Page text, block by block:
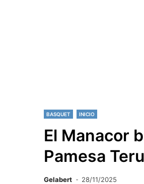
BASQUET INICIO
El Manacor
Pamesa
Gelabert 28/11/2025